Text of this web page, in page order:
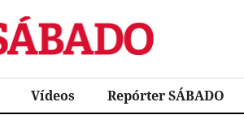
Vídeos Repórter SÁBADO